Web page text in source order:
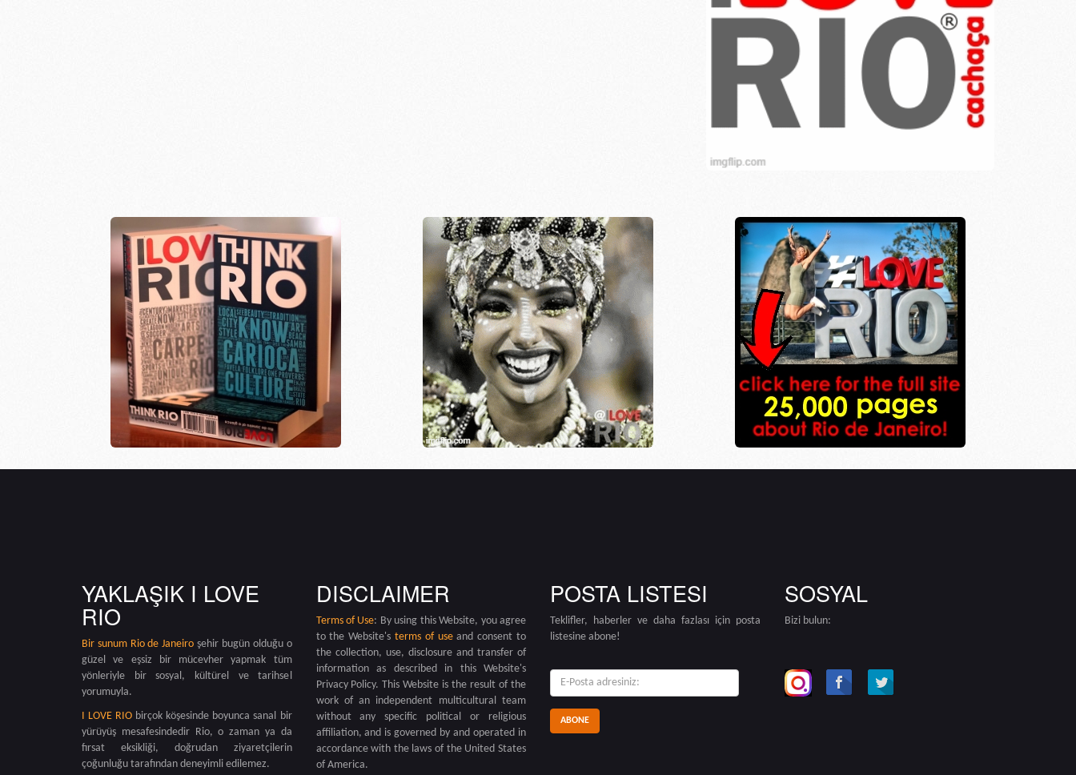
YAKLAŞIK I LOVE
RIO
Bir sunum Rio de Janeiro şehir bugün olduğu o
güzel ve eşsiz bir mücevher yapmak tüm
yönleriyle bir sosyal, kültürel ve tarihsel
yorumuyla.
I LOVE RIO birçok köşesinde boyunca sanal bir
yürüyüş mesafesindedir Rio, o zaman ya da
fırsat eksikliği, doğrudan ziyaretçilerin
çoğunluğu tarafından deneyimli edilemez.
DISCLAIMER
Terms of Use: By using this Website, you agree
to the Website's terms of useand consent to
the collection, use, disclosure and transfer of
information as described in this Website's
Privacy Policy. This Website is the result of the
work of an independent multicultural team
without any specific political or religious
affiliation, and is governed by and operated in
accordance with the laws of the United States
of America.
POSTA LISTESI
Teklifler, haberler ve daha fazlası için posta
listesine abone!
posta:
SOSYAL
Bizi bulun: